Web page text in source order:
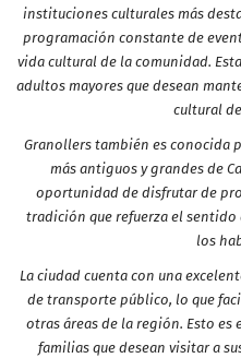
instituciones culturales más
programación constante de
vida cultural de la comunidad.
adultos mayores que desean
cultural
Granollers también es conocida
más antiguos y grandes de
oportunidad de disfrutar de
tradición que refuerza el
los
La ciudad cuenta con una
de transporte público, lo que
otras áreas de la región. Esto
familias que desean visitar a